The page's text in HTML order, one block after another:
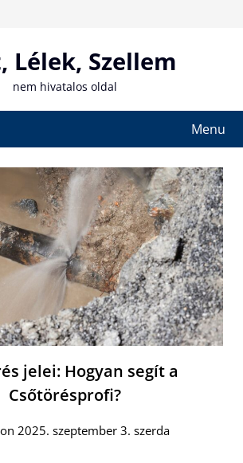
Lélek, Szellem
nem hivatalos oldal
Menu
jelei: Hogyan segít a
Csőtörésprofi?
2025. szeptember 3. szerda